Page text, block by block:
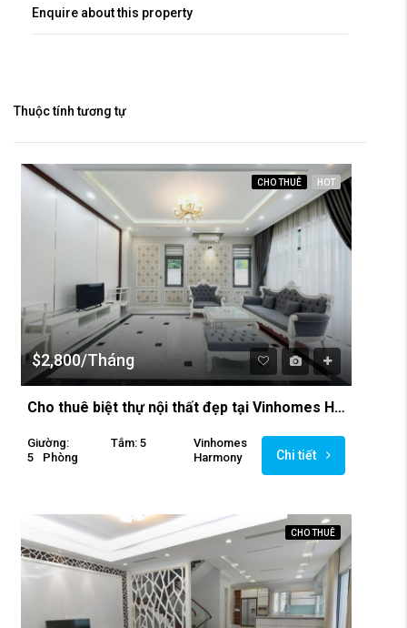
Enquire about this property
Thuộc tính tương tự
CHO THUÊ HOT
$2,800/Tháng
Cho thuê biệt thự nội thất đẹp tại Vinhomes Harmony
Giường:
5
Phòng
Tắm: 5
Vinhomes
Harmony
Chi tiết
CHO THUÊ